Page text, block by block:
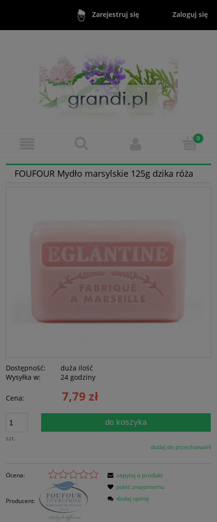
Zarejestruj się Zaloguj się
FOUFOUR Mydło marsylskie 125g dzika róża
Dostępność:
duża ilość
Wysyłka w:
24 godziny
Cena: 7,79 zł
szt.
do koszyka
dodaj do przechowalni
Ocena:
Producent:
zapytaj o produkt
poleć znajomemu
dodaj opinię